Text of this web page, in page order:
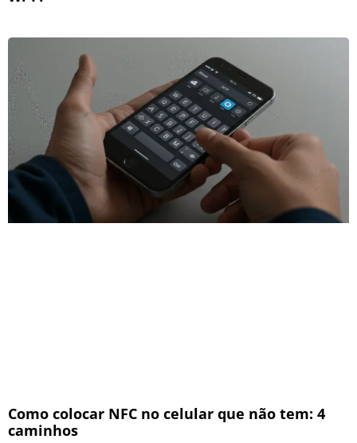
Como colocar NFC no celular que não tem: 4
caminhos